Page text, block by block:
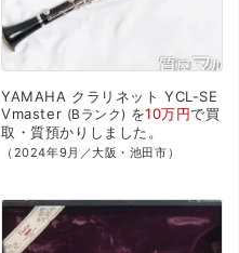
YAMAHA クラリネット YCL-SE
Vmaster
Bランク を10万円で買
取・質預かり しました。
（2024年9月／大阪・池田市）